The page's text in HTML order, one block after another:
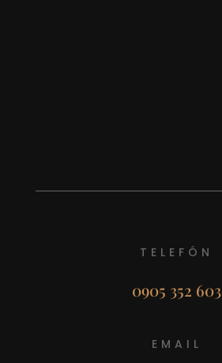
TELEFÓN
0905 352 603
EMAIL